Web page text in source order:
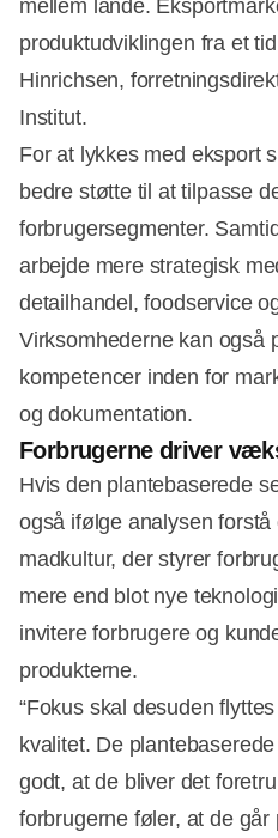
mellem lande.
produktudviklingen fra et
Hinrichsen,
Institut.
For at lykkes med eksport
bedre støtte til at tilpasse
forbrugersegmenter.
arbejde mere strategisk
detailhandel, foodservice
Virksomhederne kan også
kompetencer inden for
og dokumentation.
Forbrugerne driver
Hvis den plantebaserede
også ifølge analysen forstå
madkultur, der styrer
mere end blot nye
invitere forbrugere og
produkterne.
“Fokus skal desuden
kvalitet. De
godt, at de bliver det
forbrugerne føler, at de går